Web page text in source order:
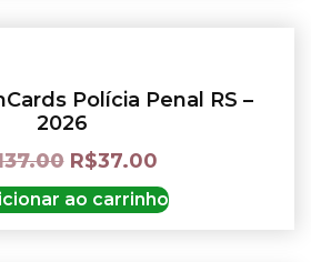
Polícia Penal RS –
2026
R$37.00
ao carrinho